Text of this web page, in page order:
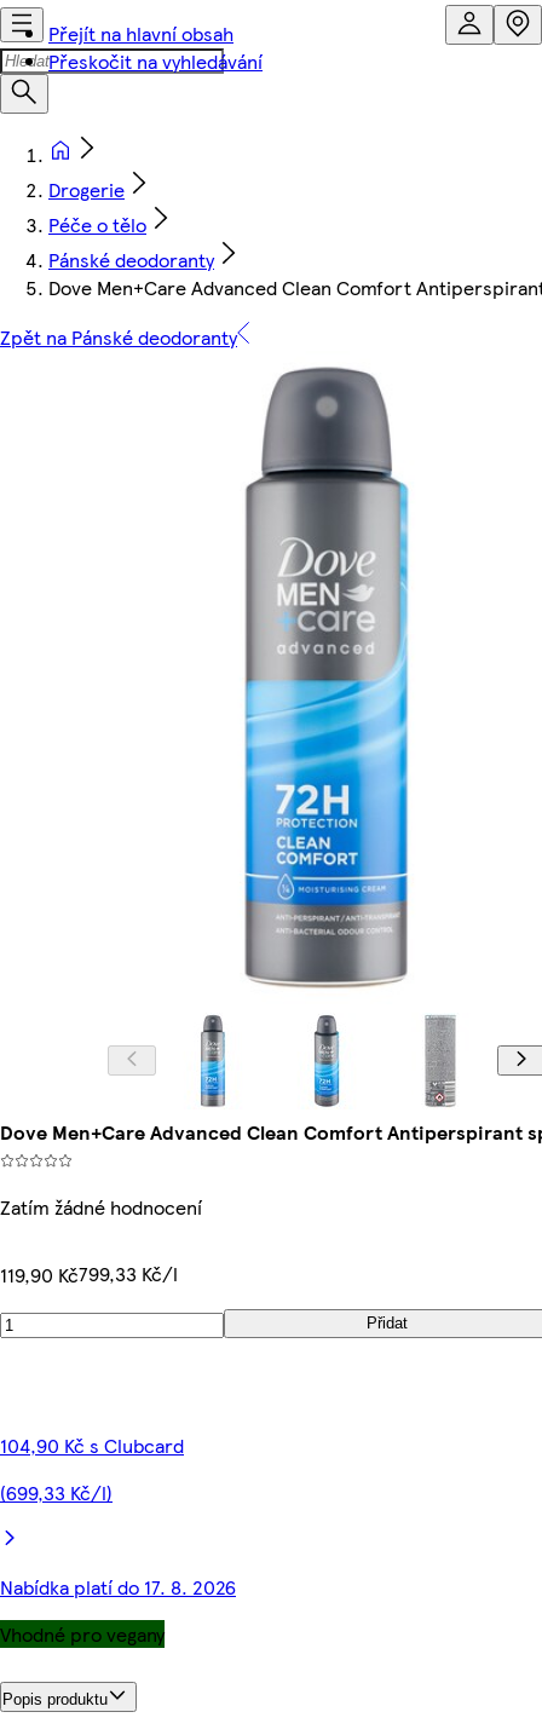
Přejít na hlavní obsah
Přeskočit na vyhledávání
Drogerie
Péče o tělo
Pánské deodoranty
Dove Men+Care Advanced Clean Comfort
Zpět na Pánské deodoranty
Dove Men+Care Advanced Clean Comfort Antiperspirant
Zatím žádné hodnocení
119,90 Kč799,33 Kč/l
Přidat
104,90 Kč s Clubcard
(699,33 Kč/l)
Nabídka platí do 17. 8. 2026
Vhodné pro vegany
Popis produktu